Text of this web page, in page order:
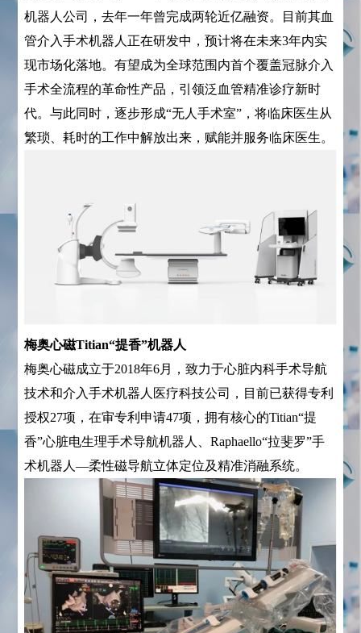
机器人公司，去年一年曾完成两轮近亿融资。目前其血
管介入手术机器人正在研发中，预计将在未来3年内实
现市场化落地。有望成为全球范围内首个覆盖冠脉介入
手术全流程的革命性产品，引领泛血管精准诊疗新时
代。与此同时，逐步形成“无人手术室”，将临床医生从
繁琐、耗时的工作中解放出来，赋能并服务临床医生。
梅奥心磁Titian“提香”机器人
梅奥心磁成立于2018年6月，致力于心脏内科手术导航
技术和介入手术机器人医疗科技公司，目前已获得专利
授权27项，在审专利申请47项，拥有核心的Titian“提
香”心脏电生理手术导航机器人、Raphaello“拉斐罗”手
术机器人—柔性磁导航立体定位及精准消融系统。